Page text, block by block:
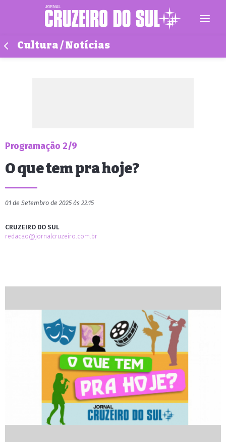
Cultura / Notícias
Programação 2/9
O que tem pra hoje?
01 de Setembro de 2025 às 22:15
CRUZEIRO DO SUL
redacao@jornalcruzeiro.com.br